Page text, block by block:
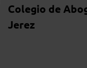
Colegio de
Jerez